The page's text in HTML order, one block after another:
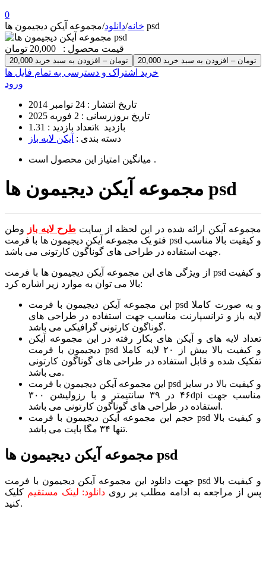
0
خانه/دانلود/ مجموعه آیکن دیجیمون ها psd
قیمت محصول : 20,000 تومان
20,000 تومان – افزودن به سبد خرید
خرید اشتراک و دسترسی به تمام فایل ها
ورود
تاریخ انتشار : 24 نوامبر 2014
تاریخ بروزرسانی : 2 فوریه 2025
تعداد بازدید :
1.31k بازدید
دسته بندی : آیکن لایه باز
میانگین امتیاز این محصول است .
مجموعه آیکن دیجیمون ها psd
مجموعه آیکن ارائه شده در این لحظه از سایت طرح لایه باز وطن
فتو یک مجموعه آیکن دیجیمون ها با فرمت psd و کیفیت بالا مناسب
جهت استفاده در طراحی های گوناگون کارتونی می باشد.
از ویژگی های این مجموعه آیکن دیجیمون ها با فرمت psd و کیفیت
بالا می توان به موارد زیر اشاره کرد:
این مجموعه آیکن دیجیمون با فرمت psd و به صورت کاملا
لایه باز و ترانسپارنت مناسب جهت استفاده در طراحی های
گوناگون کارتونی گرافیکی می باشد.
تعداد لایه های و آیکن های بکار رفته در این مجموعه آیکن
دیجیمون با فرمت psd و کیفیت بالا بیش از ۲۰ لایه کاملا
تفکیک شده و قابل استفاده در طراحی های گوناگون کارتونی
می باشد.
این مجموعه آیکن دیجیمون با فرمت psd و کیفیت بالا در سایز
۴۶ در ۳۹ سانتیمتر و با رزولیشن ۳۰۰dpi مناسب جهت
استفاده در طراحی های گوناگون کارتونی می باشد.
حجم این مجموعه آیکن دیجیمون با فرمت psd و کیفیت بالا
تنها ۳۴ مگا بایت می باشد.
مجموعه آیکن دیجیمون ها psd
جهت دانلود این مجموعه آیکن دیجیمون با فرمت psd و کیفیت بالا
پس از مراجعه به ادامه مطلب بر روی دانلود: لینک مستقیم کلیک
کنید.